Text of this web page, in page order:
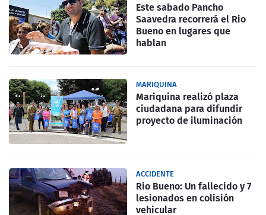
Este sabado Pancho
Saavedra recorrerá el Rio
Bueno en lugares que
hablan
MARIQUINA
Mariquina realizó plaza
ciudadana para difundir
proyecto de iluminación
ACCIDENTE
Rio Bueno: Un fallecido y 7
lesionados en colisión
vehicular